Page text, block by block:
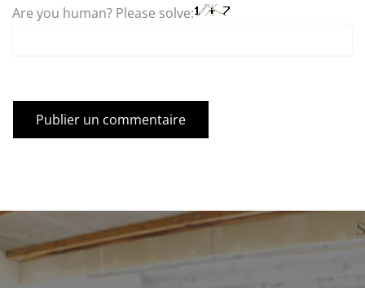
Are you human? Please solve: